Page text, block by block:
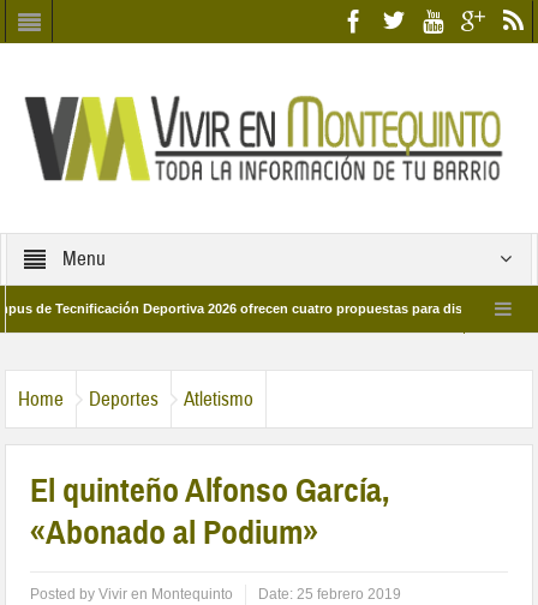
Menu
Tecnificación Deportiva 2026 ofrecen cuatro propuestas para disfrutar del deporte
Home Deportes Atletismo
El quinteño Alfonso García,
«Abonado al Podium»
Posted byVivir en Montequinto Date:25 febrero 2019